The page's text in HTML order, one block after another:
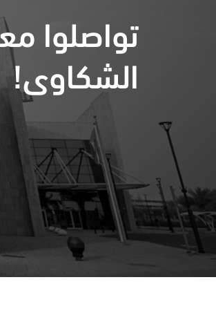
تواصلوا
الشكاوى!